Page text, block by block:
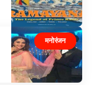
मनोरंजन